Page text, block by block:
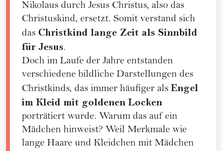
Nikolaus durch Jesus Christus, also das
Christuskind, ersetzt. Somit verstand sich
das Christkind lange Zeit als Sinnbild
für Jesus.
Doch im Laufe der Jahre entstanden
verschiedene bildliche Darstellungen des
Christkinds, das immer häufiger als Engel
im Kleid mit goldenen Locken
porträtiert wurde. Warum das auf ein
Mädchen hinweist? Weil Merkmale wie
lange Haare und Kleidchen mit Mädchen